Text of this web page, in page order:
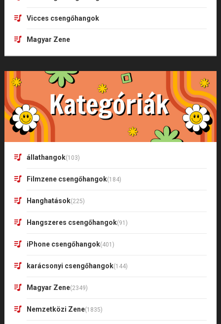
Vicces csengőhangok
Magyar Zene
állathangok(103)
Filmzene csengőhangok(184)
Hanghatások(225)
Hangszeres csengőhangok(91)
iPhone csengőhangok(401)
karácsonyi csengőhangok(144)
Magyar Zene(2349)
Nemzetközi Zene(1835)